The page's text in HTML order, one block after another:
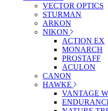
VECTOR OPTICS
STURMAN
ARKON
NIKON
ACTION EX
MONARCH
PROSTAFF
ACULON
CANON
HAWKE
VANTAGE